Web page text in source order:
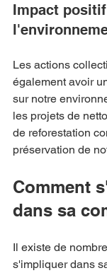
Impact
Les actions
également avoir
sur notre
les projets de
de reforestation
préservation de
Comment
dans sa
Il existe de
s'impliquer dans